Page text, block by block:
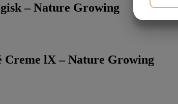
– Nature Growing
Creme lX – Nature Growing